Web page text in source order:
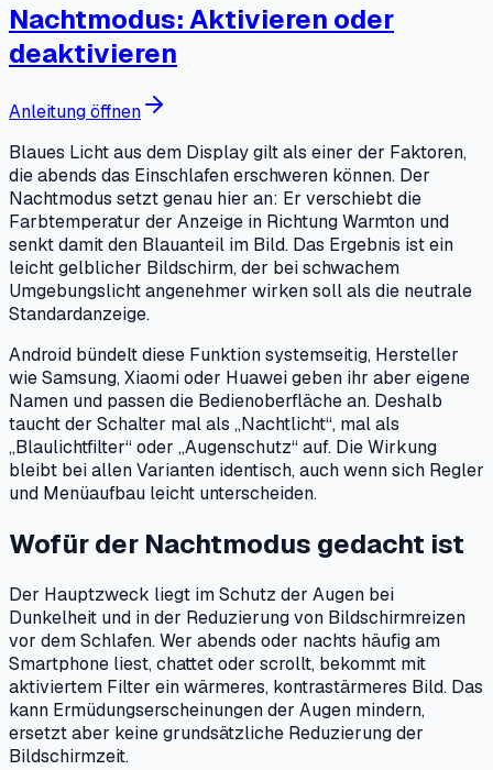
Nachtmodus: Aktivieren oder
deaktivieren
Anleitung öffnen
Blaues Licht aus dem Display gilt als einer der Faktoren,
die abends das Einschlafen erschweren können. Der
Nachtmodus setzt genau hier an: Er verschiebt die
Farbtemperatur der Anzeige in Richtung Warmton und
senkt damit den Blauanteil im Bild. Das Ergebnis ist ein
leicht gelblicher Bildschirm, der bei schwachem
Umgebungslicht angenehmer wirken soll als die neutrale
Standardanzeige.
Android bündelt diese Funktion systemseitig, Hersteller
wie Samsung, Xiaomi oder Huawei geben ihr aber eigene
Namen und passen die Bedienoberfläche an. Deshalb
taucht der Schalter mal als „Nachtlicht“, mal als
„Blaulichtfilter“ oder „Augenschutz“ auf. Die Wirkung
bleibt bei allen Varianten identisch, auch wenn sich Regler
und Menüaufbau leicht unterscheiden.
Wofür der Nachtmodus gedacht ist
Der Hauptzweck liegt im Schutz der Augen bei
Dunkelheit und in der Reduzierung von Bildschirmreizen
vor dem Schlafen. Wer abends oder nachts häufig am
Smartphone liest, chattet oder scrollt, bekommt mit
aktiviertem Filter ein wärmeres, kontrastärmeres Bild. Das
kann Ermüdungserscheinungen der Augen mindern,
ersetzt aber keine grundsätzliche Reduzierung der
Bildschirmzeit.